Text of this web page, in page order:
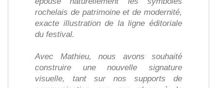
rochelais de patrimoine et de modernité,
exacte illustration de la ligne éditoriale
du festival.
Avec Mathieu, nous avons souhaité
construire une nouvelle signature
visuelle, tant sur nos supports de